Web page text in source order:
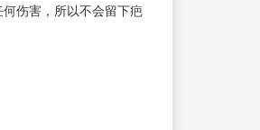
伤害，所以不会留下疤